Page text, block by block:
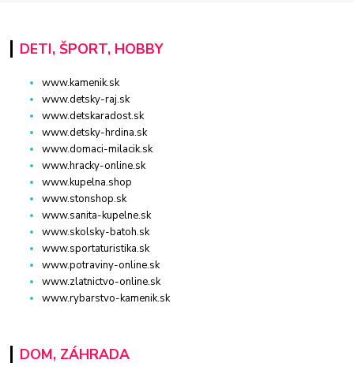
DETI, ŠPORT, HOBBY
www.kamenik.sk
www.detsky-raj.sk
www.detskaradost.sk
www.detsky-hrdina.sk
www.domaci-milacik.sk
www.hracky-online.sk
www.kupelna.shop
www.stonshop.sk
www.sanita-kupelne.sk
www.skolsky-batoh.sk
www.sportaturistika.sk
www.potraviny-online.sk
www.zlatnictvo-online.sk
www.rybarstvo-kamenik.sk
DOM, ZÁHRADA